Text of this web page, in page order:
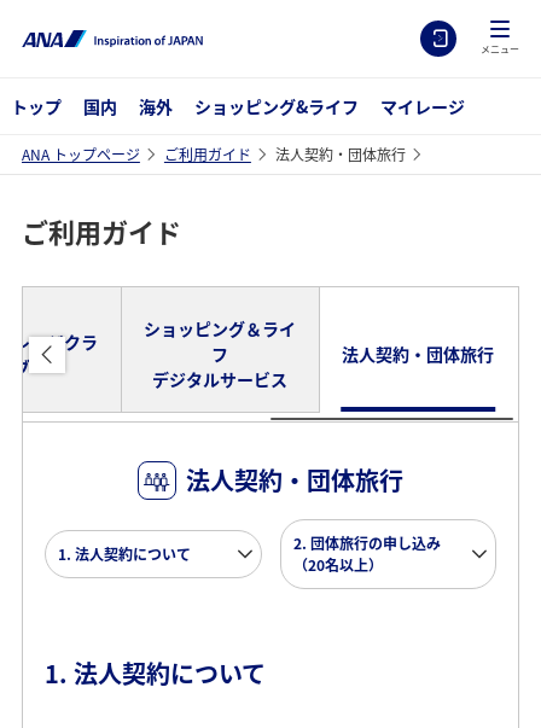
メニュー
トップ 国内 海外 ショッピング&ライフ マイレージ
ANA トップページ ご利用ガイド 法人契約・団体旅行
ご利用ガイド
レージクラ
ブ
ショッピング＆ライ
フ
デジタルサービス
法人契約・団体旅行
法人契約・団体旅行
1. 法人契約について
2. 団体旅行の申し込み
（20名以上）
1. 法人契約について